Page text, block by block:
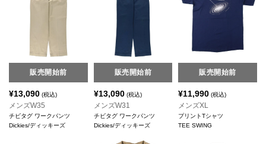
販売開始前
¥13,090 (税込)
メンズW35
チビタグ ワークパンツ
Dickies/ディッキーズ
販売開始前
¥13,090(税込)
メンズW31
チビタグ ワークパンツ
Dickies/ディッキーズ
販売開始前
¥11,990 (税込)
メンズXL
プリントTシャツ
TEE SWING